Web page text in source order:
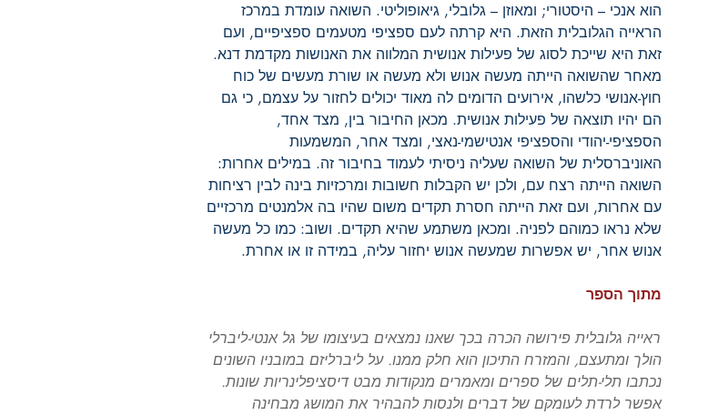
הוא אנכי – היסטורי; ומאוזן – גלובלי, גיאופוליטי. השואה עומדת במרכז
הראייה הגלובלית הזאת. היא קרתה לעם ספציפי מטעמים ספציפיים, ועם
זאת היא שייכת לסוג של פעילות אנושית המלווה את האנושות מקדמת דנא.
מאחר שהשואה הייתה מעשה אנוש ולא מעשה או שורת מעשים של כוח
חוץ-אנושי כלשהו, אירועים הדומים לה מאוד יכולים לחזור על עצמם, כי גם
הם יהיו תוצאה של פעילות אנושית. מכאן החיבור בין, מצד אחד,
הספציפי-יהודי והספציפי אנטישמי-נאצי, ומצד אחר, המשמעות
האוניברסלית של השואה שעליה ניסיתי לעמוד בחיבור זה. במילים אחרות:
השואה הייתה רצח עם, ולכן יש הקבלות חשובות ומרכזיות בינה לבין רציחות
עם אחרות, ועם זאת הייתה חסרת תקדים משום שהיו בה אלמנטים מרכזיים
שלא נראו כמוהם לפניה. ומכאן משתמע שהיא תקדים. ושוב: כמו כל מעשה
אנוש אחר, יש אפשרות שמעשה אנוש יחזור עליה, במידה זו או אחרת.
מתוך הספר
ראייה גלובלית פירושה הכרה בכך שאנו נמצאים בעיצומו של גל אנטי-ליברלי
הולך ומתעצם, והמזרח התיכון הוא חלק ממנו. על ליברליזם במובניו השונים
נכתבו תלי-תלים של ספרים ומאמרים מנקודות מבט דיסציפלינריות שונות.
אפשר לרדת לעומקם של דברים ולנסות להבהיר את המושג מבחינה